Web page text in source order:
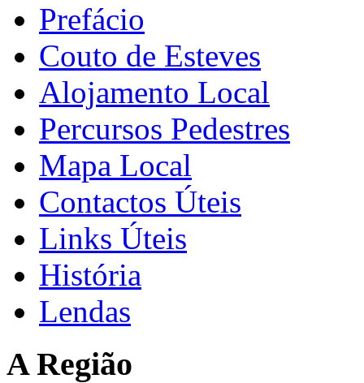
Prefácio
Couto de Esteves
Alojamento Local
Percursos Pedestres
Mapa Local
Contactos Úteis
Links Úteis
História
Lendas
A Região